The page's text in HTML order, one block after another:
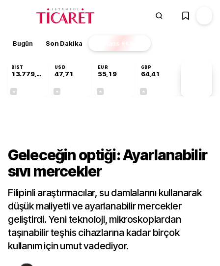
Bugün Son Dakika Finans EKSTRA
BIST
13.779,39
USD
47,71
EUR
55,19
GBP
64,41
Geleceğin optiği: Ayarlanabilir
sıvı mercekler
Filipinli araştırmacılar, su damlalarını kullanarak
düşük maliyetli ve ayarlanabilir mercekler
geliştirdi. Yeni teknoloji, mikroskoplardan
taşınabilir teşhis cihazlarına kadar birçok
kullanım için umut vadediyor.